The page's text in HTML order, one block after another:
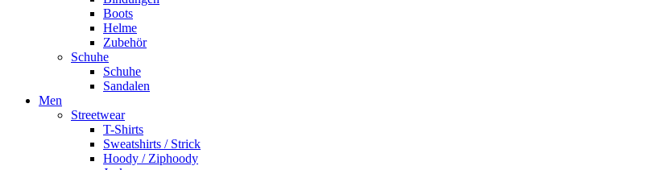
Boots
Helme
Zubehör
Schuhe
Schuhe
Sandalen
Men
Streetwear
T-Shirts
Sweatshirts / Strick
Hoody / Ziphoody